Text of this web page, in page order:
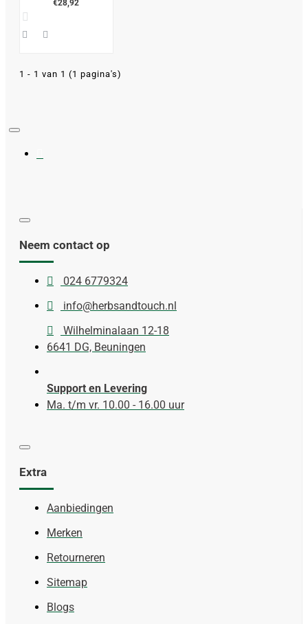
€28,92
1 - 1 van 1 (1 pagina's)
Neem contact op
024 6779324
info@herbsandtouch.nl
Wilhelminalaan 12-18
6641 DG, Beuningen
Support en Levering
Ma. t/m vr. 10.00 - 16.00 uur
Extra
Aanbiedingen
Merken
Retourneren
Sitemap
Blogs